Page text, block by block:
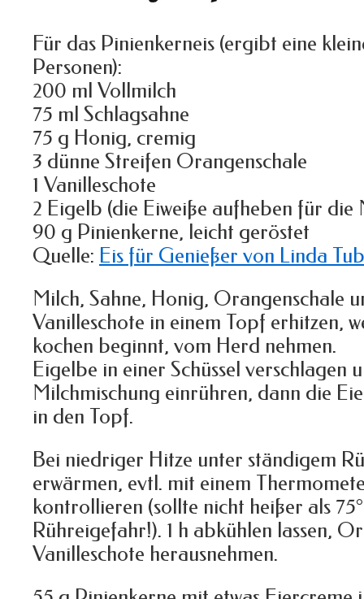
Für das Pinienkerneis (ergibt eine
Personen):
200 ml Vollmilch
75 ml Schlagsahne
75 g Honig, cremig
3 dünne Streifen Orangenschale
1 Vanilleschote
2 Eigelb (die Eiweiße aufheben für die
90 g Pinienkerne, leicht geröstet
Quelle: Eis für Genießer von Linda
Milch, Sahne, Honig, Orangenschale
Vanilleschote in einem Topf erhitzen,
kochen beginnt, vom Herd nehmen.
Eigelbe in einer Schüssel verschlagen
Milchmischung einrühren, dann die
in den Topf.
Bei niedriger Hitze unter ständigem
erwärmen, evtl. mit einem
kontrollieren (sollte nicht heißer als
Rühreigefahr!). 1 h abkühlen lassen,
Vanilleschote herausnehmen.